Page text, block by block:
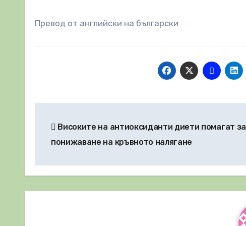
Превод от английски на български
Високите на антиоксиданти диети помагат за
понижаване на кръвното налягане